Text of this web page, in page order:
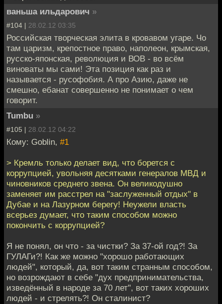
ваньша ильдарович »
#104 | 28.02.12 03:35
Российская творческая элита в кровавом угаре. Чо
там царизм, крепостное право, наполеон, крымская,
русско-японская, революция и ВОВ - во всём
виноваты мы сами! Эта позиция как раз и
называется - русофобия. А про Азию, даже не
смешно, ебанат совершенно не понимает о чем
говорит.
Tumbu »
#105 | 28.02.12 04:22
Кому: Goblin, #1
> Кремль только делает вид, что борется с
коррупцией, увольняя десятками генералов МВД и
чиновников среднего звена. Он великодушно
заменяет им расстрел на "заслуженный отдых" в
Дубае и на Лазурном берегу! Неужели власть
всерьез думает, что таким способом можно
покончить с коррупцией?
Я не понял, он что - за чистки? За 37-ой год?! За
ГУЛАГи?! Как же можно "хорошо работающих
людей", который, да, вот таким странным способом,
но возрождают в себе "дух предпринимательства,
изведённый в народе за 70 лет", вот таких хороших
людей - и стрелять?! Он сталинист?